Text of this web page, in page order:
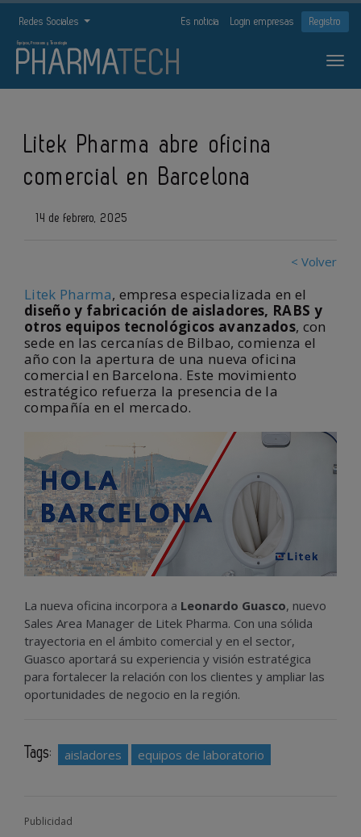
Redes Sociales Es noticia Login empresas Registro
Litek Pharma abre oficina
comercial en Barcelona
14 de febrero, 2025
< Volver
Litek Pharma, empresa especializada en el
diseño y fabricación de aisladores, RABS y
otros equipos tecnológicos avanzados, con
sede en las cercanías de Bilbao, comienza el
año con la apertura de una nueva oficina
comercial en Barcelona. Este movimiento
estratégico refuerza la presencia de la
compañía en el mercado.
La nueva oficina incorpora a Leonardo Guasco, nuevo
Sales Area Manager de Litek Pharma. Con una sólida
trayectoria en el ámbito comercial y en el sector,
Guasco aportará su experiencia y visión estratégica
para fortalecer la relación con los clientes y ampliar las
oportunidades de negocio en la región.
Tags: aisladores equipos de laboratorio
Publicidad